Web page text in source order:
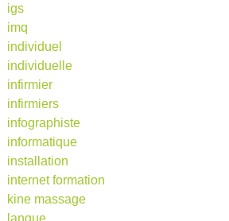
igs
imq
individuel
individuelle
infirmier
infirmiers
infographiste
informatique
installation
internet formation
kine massage